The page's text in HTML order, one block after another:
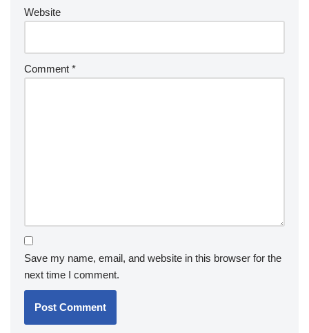
Website
Comment *
Save my name, email, and website in this browser for the
next time I comment.